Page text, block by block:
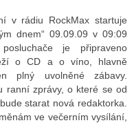
v rádiu RockMax startuje
dnem“ 09.09.09 v 09:09
je připraveno
o CD a o víno, hlavně
plný uvolněné zábavy.
ranní zprávy, o které se od
starat nová redaktorka.
ve večerním vysílání,